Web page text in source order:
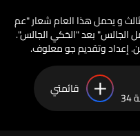
و يحمل هذا العام شعار "عم
الجالس" بعد "الحَكي الجالس".
إعداد وتقديم جو معلوف.
قائمتي